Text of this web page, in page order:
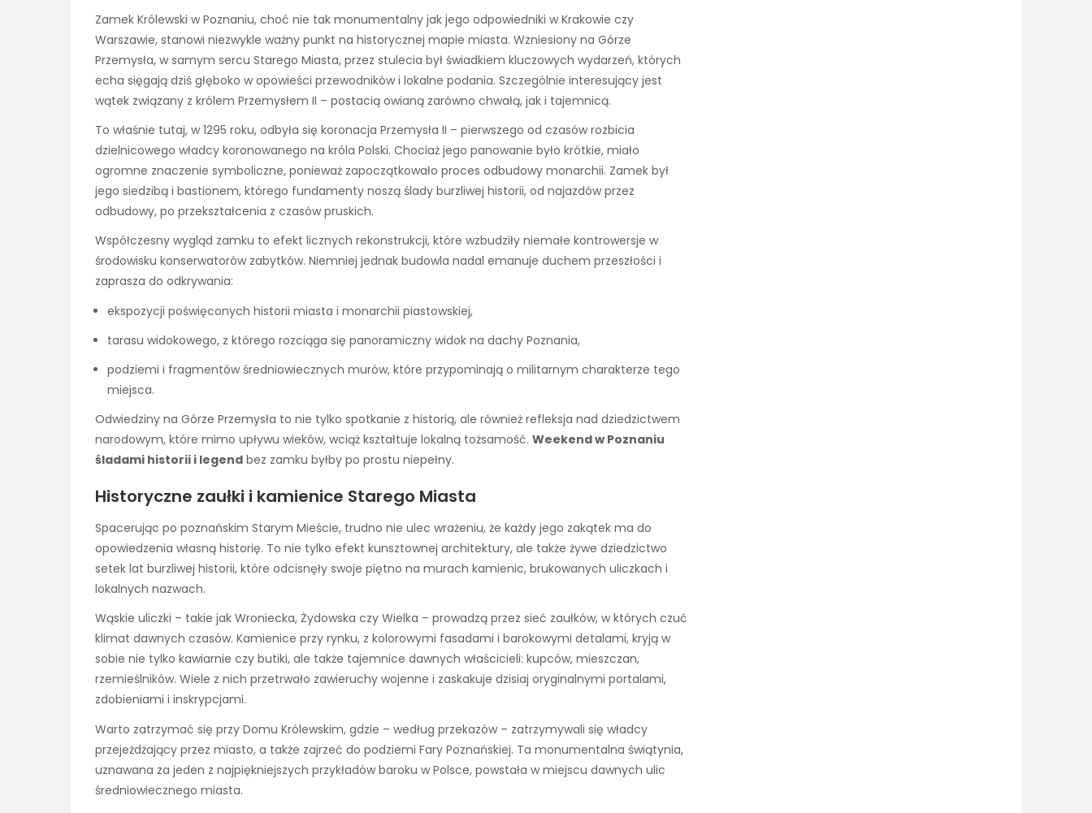
Zamek Królewski w Poznaniu, choć nie tak monumentalny jak jego odpowiedniki w Krakowie czy
Warszawie, stanowi niezwykle ważny punkt na historycznej mapie miasta. Wzniesiony na Górze
Przemysła, w samym sercu Starego Miasta, przez stulecia był świadkiem kluczowych wydarzeń, których
echa sięgają dziś głęboko w opowieści przewodników i lokalne podania. Szczególnie interesujący jest
wątek związany z królem Przemysłem II – postacią owianą zarówno chwałą, jak i tajemnicą.
To właśnie tutaj, w 1295 roku, odbyła się koronacja Przemysła II – pierwszego od czasów rozbicia
dzielnicowego władcy koronowanego na króla Polski. Chociaż jego panowanie było krótkie, miało
ogromne znaczenie symboliczne, ponieważ zapoczątkowało proces odbudowy monarchii. Zamek był
jego siedzibą i bastionem, którego fundamenty noszą ślady burzliwej historii, od najazdów przez
odbudowy, po przekształcenia z czasów pruskich.
Współczesny wygląd zamku to efekt licznych rekonstrukcji, które wzbudziły niemałe kontrowersje w
środowisku konserwatorów zabytków. Niemniej jednak budowla nadal emanuje duchem przeszłości i
zaprasza do odkrywania:
ekspozycji poświęconych historii miasta i monarchii piastowskiej,
tarasu widokowego, z którego rozciąga się panoramiczny widok na dachy Poznania,
podziemi i fragmentów średniowiecznych murów, które przypominają o militarnym charakterze tego
miejsca.
Odwiedziny na Górze Przemysła to nie tylko spotkanie z historią, ale również refleksja nad dziedzictwem
narodowym, które mimo upływu wieków, wciąż kształtuje lokalną tożsamość. Weekend w Poznaniu
śladami historii i legend bez zamku byłby po prostu niepełny.
Historyczne zaułki i kamienice Starego Miasta
Spacerując po poznańskim Starym Mieście, trudno nie ulec wrażeniu, że każdy jego zakątek ma do
opowiedzenia własną historię. To nie tylko efekt kunsztownej architektury, ale także żywe dziedzictwo
setek lat burzliwej historii, które odcisnęły swoje piętno na murach kamienic, brukowanych uliczkach i
lokalnych nazwach.
Wąskie uliczki – takie jak Wroniecka, Żydowska czy Wielka – prowadzą przez sieć zaułków, w których czuć
klimat dawnych czasów. Kamienice przy rynku, z kolorowymi fasadami i barokowymi detalami, kryją w
sobie nie tylko kawiarnie czy butiki, ale także tajemnice dawnych właścicieli: kupców, mieszczan,
rzemieślników. Wiele z nich przetrwało zawieruchy wojenne i zaskakuje dzisiaj oryginalnymi portalami,
zdobieniami i inskrypcjami.
Warto zatrzymać się przy Domu Królewskim, gdzie – według przekazów – zatrzymywali się władcy
przejeżdżający przez miasto, a także zajrzeć do podziemi Fary Poznańskiej. Ta monumentalna świątynia,
uznawana za jeden z najpiękniejszych przykładów baroku w Polsce, powstała w miejscu dawnych ulic
średniowiecznego miasta.